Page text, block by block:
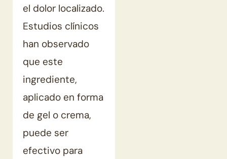
el dolor localizado.
Estudios clínicos
han observado
que este
ingrediente,
aplicado en forma
de gel o crema,
puede ser
efectivo para